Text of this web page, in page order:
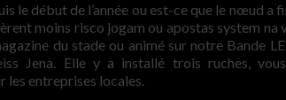
le début de l’année ou est-ce que le nœud a
moins risco jogam ou apostas system na
du stade ou animé sur notre Bande
Jena. Elle y a installé trois ruches,
les entreprises locales.